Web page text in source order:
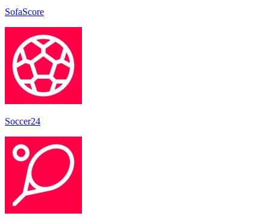
SofaScore
Soccer24